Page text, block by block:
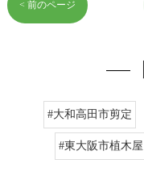
< 前のページ
#大和高田市剪定
#東大阪市植木屋